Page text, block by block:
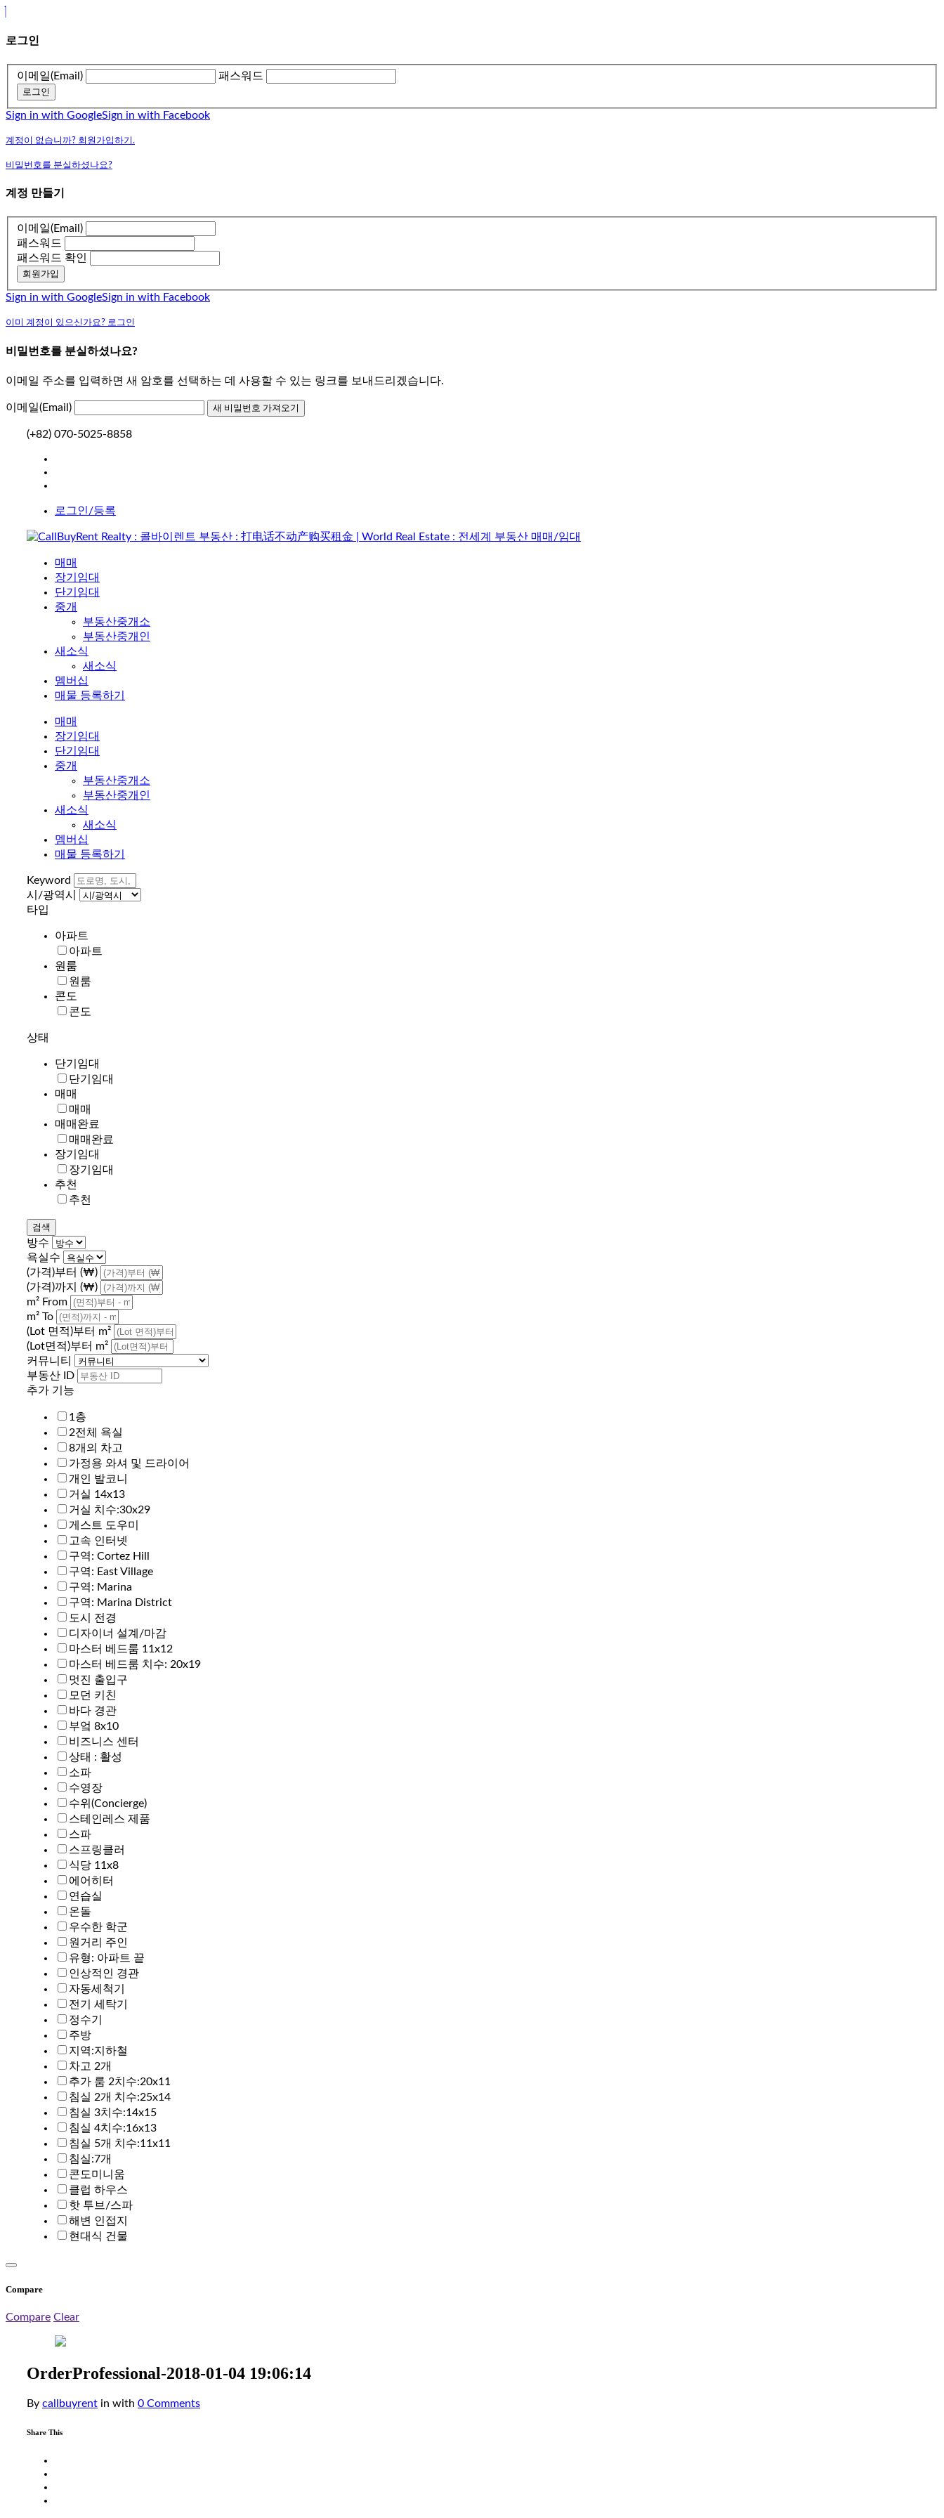
로그인
이메일(Email) 패스워드
로그인
Sign in with GoogleSign in with Facebook
계정이 없습니까? 회원가입하기.
비밀번호를 분실하셨나요?
계정 만들기
이메일(Email)
패스워드
패스워드 확인
회원가입
Sign in with GoogleSign in with Facebook
이미 계정이 있으신가요? 로그인
비밀번호를 분실하셨나요?
이메일 주소를 입력하면 새 암호를 선택하는 데 사용할 수 있는 링크를 보내드리겠습니다.
이메일(Email)
(+82) 070-5025-8858
로그인/등록
매매
장기임대
단기임대
중개
부동산중개소
부동산중개인
새소식
새소식
멤버십
매물 등록하기
매매
장기임대
단기임대
중개
부동산중개소
부동산중개인
새소식
새소식
멤버십
매물 등록하기
Keyword
시/광역시
타입
아파트
아파트
원룸
원룸
콘도
콘도
상태
단기임대
단기임대
매매
매매
매매완료
매매완료
장기임대
장기임대
추천
추천
방수
욕실수
(가격)부터 (₩)
(가격)까지 (₩)
m² From
m² To
(Lot 면적)부터 m²
(Lot면적)부터 m²
커뮤니티
부동산 ID
추가 기능
1층
2전체 욕실
8개의 차고
가정용 와셔 및 드라이어
개인 발코니
거실 14x13
거실 치수:30x29
게스트 도우미
고속 인터넷
구역: Cortez Hill
구역: East Village
구역: Marina
구역: Marina District
도시 전경
디자이너 설계/마감
마스터 베드룸 11x12
마스터 베드룸 치수: 20x19
멋진 출입구
모던 키친
바다 경관
부엌 8x10
비즈니스 센터
상태 : 활성
소파
수영장
수위(Concierge)
스테인레스 제품
스파
스프링클러
식당 11x8
에어히터
연습실
온돌
우수한 학군
원거리 주인
유형: 아파트 끝
인상적인 경관
자동세척기
전기 세탁기
정수기
주방
지역:지하철
차고 2개
추가 룸 2치수:20x11
침실 2개 치수:25x14
침실 3치수:14x15
침실 4치수:16x13
침실 5개 치수:11x11
침실:7개
콘도미니움
클럽 하우스
핫 투브/스파
해변 인접지
현대식 건물
Compare
Compare Clear
OrderProfessional-2018-01-04 19:06:14
By callbuyrent in with 0 Comments
Share This